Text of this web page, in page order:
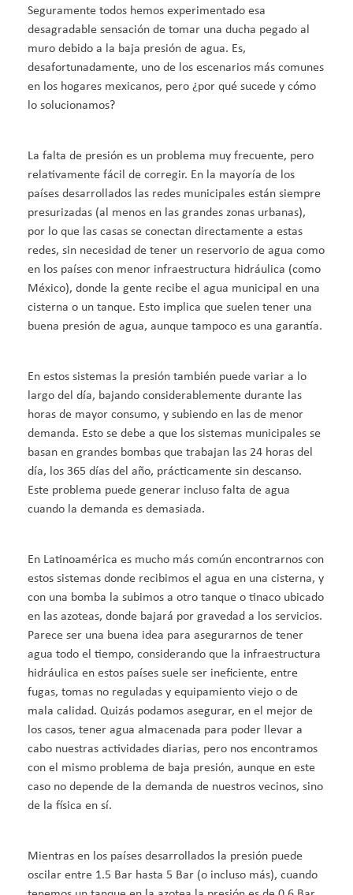
Seguramente todos hemos experimentado esa
desagradable sensación de tomar una ducha pegado al
muro debido a la baja presión de agua. Es,
desafortunadamente, uno de los escenarios más comunes
en los hogares mexicanos, pero ¿por qué sucede y cómo
lo solucionamos?
La falta de presión es un problema muy frecuente, pero
relativamente fácil de corregir. En la mayoría de los
países desarrollados las redes municipales están siempre
presurizadas (al menos en las grandes zonas urbanas),
por lo que las casas se conectan directamente a estas
redes, sin necesidad de tener un reservorio de agua como
en los países con menor infraestructura hidráulica (como
México), donde la gente recibe el agua municipal en una
cisterna o un tanque. Esto implica que suelen tener una
buena presión de agua, aunque tampoco es una garantía.
En estos sistemas la presión también puede variar a lo
largo del día, bajando considerablemente durante las
horas de mayor consumo, y subiendo en las de menor
demanda. Esto se debe a que los sistemas municipales se
basan en grandes bombas que trabajan las 24 horas del
día, los 365 días del año, prácticamente sin descanso.
Este problema puede generar incluso falta de agua
cuando la demanda es demasiada.
En Latinoamérica es mucho más común encontrarnos con
estos sistemas donde recibimos el agua en una cisterna, y
con una bomba la subimos a otro tanque o tinaco ubicado
en las azoteas, donde bajará por gravedad a los servicios.
Parece ser una buena idea para asegurarnos de tener
agua todo el tiempo, considerando que la infraestructura
hidráulica en estos países suele ser ineficiente, entre
fugas, tomas no reguladas y equipamiento viejo o de
mala calidad. Quizás podamos asegurar, en el mejor de
los casos, tener agua almacenada para poder llevar a
cabo nuestras actividades diarias, pero nos encontramos
con el mismo problema de baja presión, aunque en este
caso no depende de la demanda de nuestros vecinos, sino
de la física en sí.
Mientras en los países desarrollados la presión puede
oscilar entre 1.5 Bar hasta 5 Bar (o incluso más), cuando